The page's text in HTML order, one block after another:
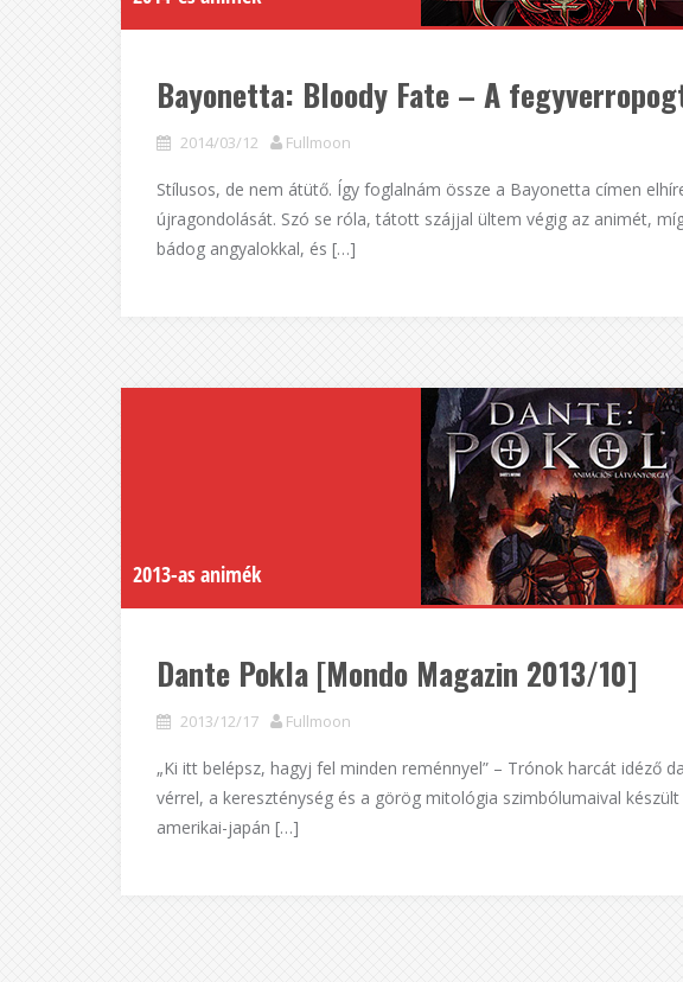
Bayonetta: Bloody Fate – A
2014/03/12 Fullmoon
Stílusos, de nem átütő. Így foglalnám össze a Bayonetta címen
újragondolását. Szó se róla, tátott szájjal ültem végig az animét,
bádog angyalokkal, és […]
2013-as animék
Dante Pokla [Mondo Magazin 2013/10]
2013/12/17 Fullmoon
„Ki itt belépsz, hagyj fel minden reménnyel” – Trónok harcát idéző
vérrel, a kereszténység és a görög mitológia szimbólumaival
amerikai-japán […]